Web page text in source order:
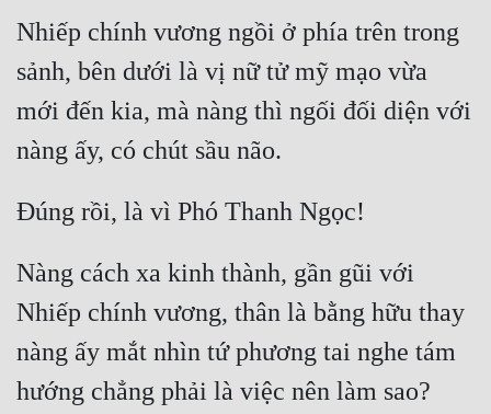
Cung Đấu
Du Hí
Dã Sử
Dị Giới
Dị Năng
Gia Đấu
Nhiếp chính vương ngồi ở phía trên trong
sảnh, bên dưới là vị nữ tử mỹ mạo vừa
mới đến kia, mà nàng thì ngối đối diện với
Nàng cách xa kinh thành, gần gũi với
Nhiếp chính vương, thân là bằng hữu thay
nàng ấy mắt nhìn tứ phương tai nghe tám